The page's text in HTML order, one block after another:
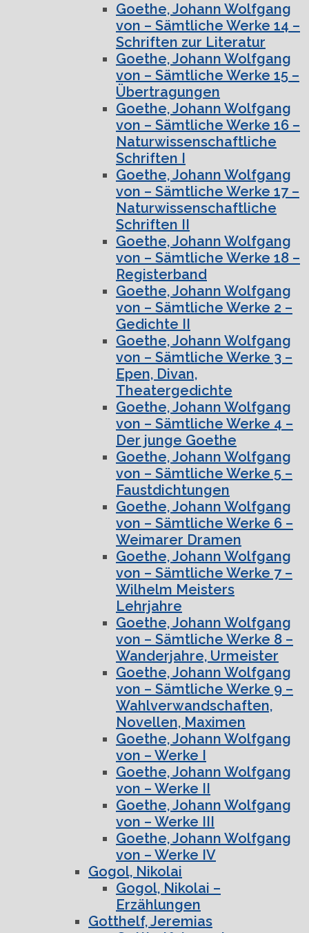
Goethe, Johann Wolfgang
von – Sämtliche Werke 14 –
Schriften zur Literatur
Goethe, Johann Wolfgang
von – Sämtliche Werke 15 –
Übertragungen
Goethe, Johann Wolfgang
von – Sämtliche Werke 16 –
Naturwissenschaftliche
Schriften I
Goethe, Johann Wolfgang
von – Sämtliche Werke 17 –
Naturwissenschaftliche
Schriften II
Goethe, Johann Wolfgang
von – Sämtliche Werke 18 –
Registerband
Goethe, Johann Wolfgang
von – Sämtliche Werke 2 –
Gedichte II
Goethe, Johann Wolfgang
von – Sämtliche Werke 3 –
Epen, Divan,
Theatergedichte
Goethe, Johann Wolfgang
von – Sämtliche Werke 4 –
Der junge Goethe
Goethe, Johann Wolfgang
von – Sämtliche Werke 5 –
Faustdichtungen
Goethe, Johann Wolfgang
von – Sämtliche Werke 6 –
Weimarer Dramen
Goethe, Johann Wolfgang
von – Sämtliche Werke 7 –
Wilhelm Meisters
Lehrjahre
Goethe, Johann Wolfgang
von – Sämtliche Werke 8 –
Wanderjahre, Urmeister
Goethe, Johann Wolfgang
von – Sämtliche Werke 9 –
Wahlverwandschaften,
Novellen, Maximen
Goethe, Johann Wolfgang
von – Werke I
Goethe, Johann Wolfgang
von – Werke II
Goethe, Johann Wolfgang
von – Werke III
Goethe, Johann Wolfgang
von – Werke IV
Gogol, Nikolai
Gogol, Nikolai –
Erzählungen
Gotthelf, Jeremias